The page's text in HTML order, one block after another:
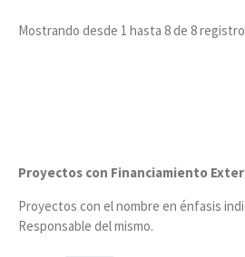
Mostrando desde 1 hasta 8 de 8
Proyectos con Financiamiento
Proyectos con el nombre en énfasis
Responsable del mismo.